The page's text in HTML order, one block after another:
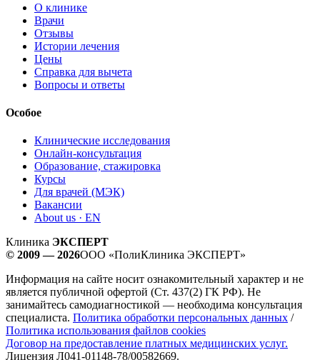
О клинике
Врачи
Отзывы
Истории лечения
Цены
Справка для вычета
Вопросы и ответы
Особое
Клинические исследования
Онлайн-консультация
Образование, стажировка
Курсы
Для врачей (МЭК)
Вакансии
About us · EN
Клиника ЭКСПЕРТ
© 2009 — 2026ООО «ПолиКлиника ЭКСПЕРТ»
Информация на сайте носит ознакомительный характер и не
является публичной офертой (Ст. 437(2) ГК РФ). Не
занимайтесь самодиагностикой — необходима консультация
специалиста. Политика обработки персональных данных /
Политика использования файлов cookies
Договор на предоставление платных медицинских услуг.
Лицензия Л041-01148-78/00582669.